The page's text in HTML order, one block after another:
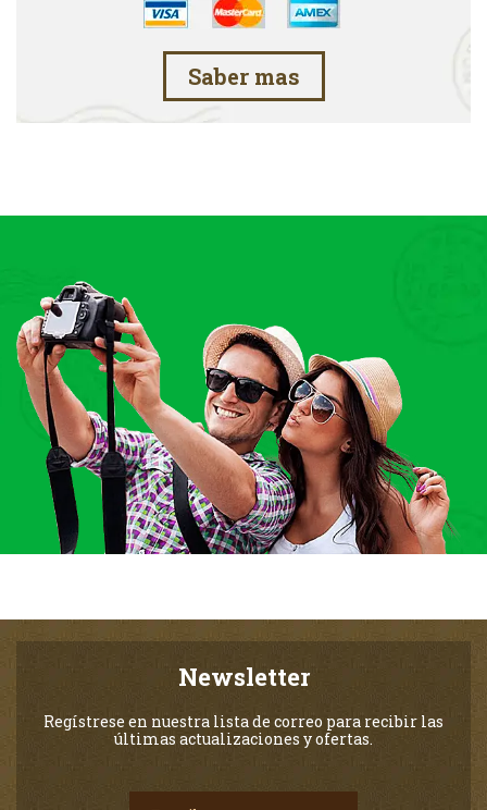
Saber mas
Newsletter
Regístrese en nuestra lista de correo para recibir las
últimas actualizaciones y ofertas.